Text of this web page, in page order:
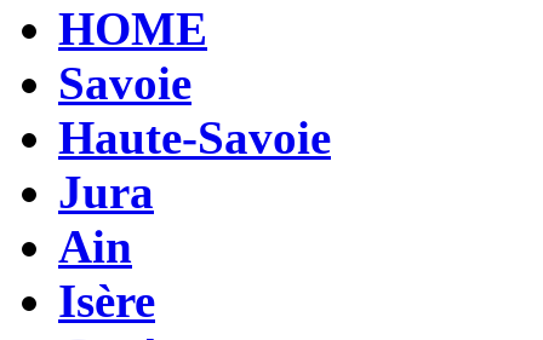
HOME
Savoie
Haute-Savoie
Jura
Ain
Isère